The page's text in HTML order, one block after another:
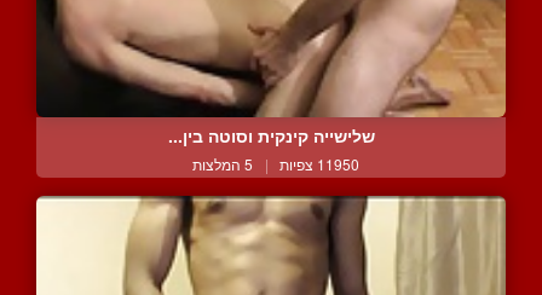
שלישייה קינקית וסוטה בין...
11950 צפיות | 5 המלצות